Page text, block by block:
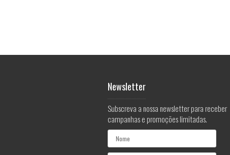
Newsletter
Subscreva a nossa newsletter para receber
campanhas e promoções limitadas.